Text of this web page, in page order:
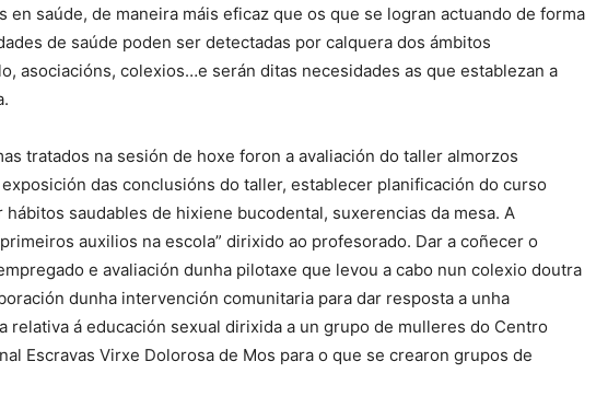
en saúde, de maneira máis eficaz que os que se logran actuando de forma
de saúde poden ser detectadas por calquera dos ámbitos
asociacións, colexios…e serán ditas necesidades as que establezan a
tratados na sesión de hoxe foron a avaliación do taller almorzos
das conclusións do taller, establecer planificación do curso
saudables de hixiene bucodental, suxerencias da mesa. A
auxilios na escola” dirixido ao profesorado. Dar a coñecer o
e avaliación dunha pilotaxe que levou a cabo nun colexio doutra
dunha intervención comunitaria para dar resposta a unha
relativa á educación sexual dirixida a un grupo de mulleres do Centro
Escravas Virxe Dolorosa de Mos para o que se crearon grupos de